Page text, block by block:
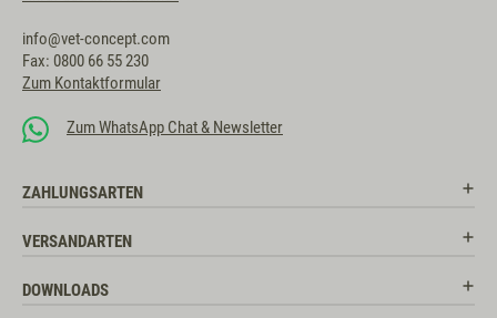
info@vet-concept.com
Fax: 0800 66 55 230
Zum Kontaktformular
Zum WhatsApp Chat & Newsletter
ZAHLUNGSARTEN
VERSANDARTEN
DOWNLOADS